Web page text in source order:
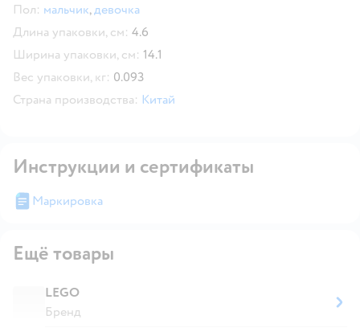
Пол: мальчик,девочка
Длина упаковки, см: 4.6
Ширина упаковки, см: 14.1
Вес упаковки, кг: 0.093
Страна производства: Китай
Инструкции и сертификаты
Маркировка
Ещё товары
LEGO
Бренд